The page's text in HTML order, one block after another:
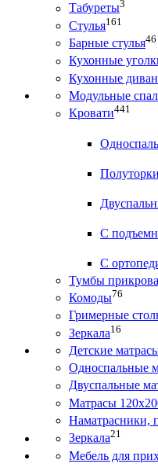
Табуреты3
Стулья161
Барные стулья46
Кухонные
Кухонные
Модульные
Кровати441
Полуторки
С
С
Тумбы
Комоды76
Гримерные
Зеркала16
Детские
Односпальные
Двуспальные
Матрасы
Наматрасники,
Зеркала21
Мебель для